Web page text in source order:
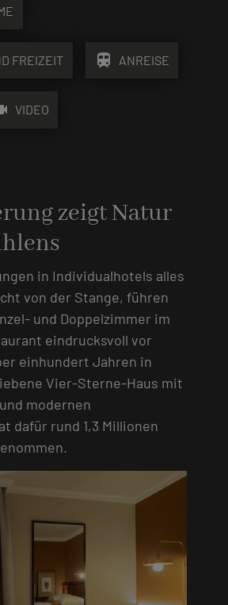
FREIZEIT train ANREISE
VIDEO
zeigt Natur
in Individualhotels alles
von der Stange, führen
und Doppelzimmer im
eindrucksvoll vor
einhundert Jahren in
Vier-Sterne-Haus mit
modernen
dafür rund 1,3 Millionen